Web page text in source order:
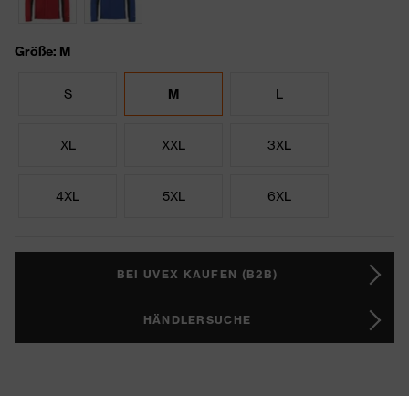
Größe: M
S M L
XL XXL 3XL
4XL 5XL 6XL
BEI UVEX KAUFEN (B2B)
HÄNDLERSUCHE